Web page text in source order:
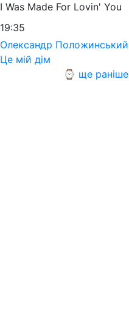
I Was Made For Lovin' You
19:35
Олександр Положинський
Це мій дім
⌚ ще раніше